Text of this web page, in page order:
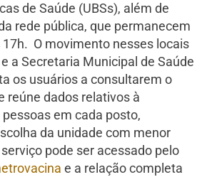
de Saúde (UBSs), além de
rede pública, que permanecem
O movimento nesses locais
a Secretaria Municipal de Saúde
os usuários a consultarem o
reúne dados relativos à
em cada posto,
da unidade com menor
pode ser acessado pelo
e a relação completa